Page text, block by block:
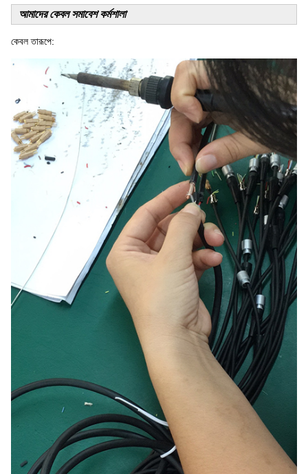
আমাদের কেবল সমাবেশ কর্মশালা
কেবল তারূপে: